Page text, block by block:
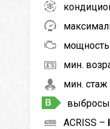
мин.
мин.
выбросы
ACRISS –